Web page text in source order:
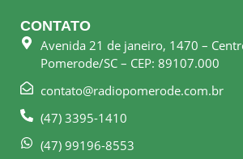
e
b
o
k
s
q
t
a
g
r
a
m
CONTATO
Avenida 21 de janeiro, 1470 –
Pomerode/SC – CEP: 89107.000
contato@radiopomerode.com.br
(47) 3395-1410
(47) 99196-8553